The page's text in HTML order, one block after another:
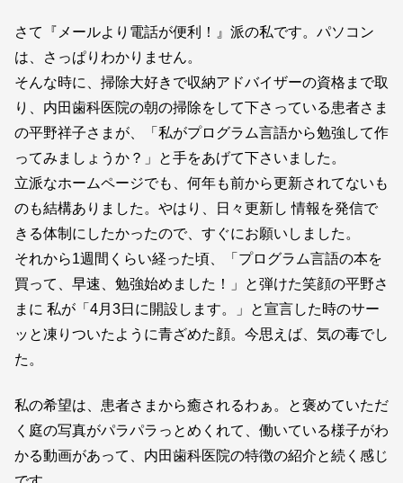
さて『メールより電話が便利！』派の私です。パソコン
は、さっぱりわかりません。
そんな時に、掃除大好きで収納アドバイザーの資格まで取
り、内田歯科医院の朝の掃除をして下さっている患者さま
の平野祥子さまが、「私がプログラム言語から勉強して作
ってみましょうか？」と手をあげて下さいました。
立派なホームページでも、何年も前から更新されてないも
のも結構ありました。やはり、日々更新し 情報を発信で
きる体制にしたかったので、すぐにお願いしました。
それから1週間くらい経った頃、「プログラム言語の本を
買って、早速、勉強始めました！」と弾けた笑顔の平野さ
まに 私が「4月3日に開設します。」と宣言した時のサー
ッと凍りついたように青ざめた顔。今思えば、気の毒でし
た。
私の希望は、患者さまから癒されるわぁ。と褒めていただ
く庭の写真がパラパラっとめくれて、働いている様子がわ
かる動画があって、内田歯科医院の特徴の紹介と続く感じ